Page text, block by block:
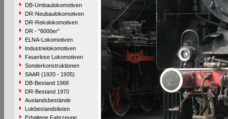
DB-Umbaulokomotiven
DR-Neubaulokomotiven
DR-Rekolokomotiven
DR - "6000er"
ELNA-Lokomotiven
Industrielokomotiven
Feuerlose Lokomotiven
Sonderkonstruktionen
SAAR (1920 - 1935)
DB-Bestand 1968
DR-Bestand 1970
Auslandsbestände
Lokbestandslisten
Erhaltene Fahrzeuge